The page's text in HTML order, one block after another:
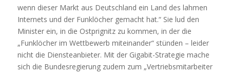
wenn dieser Markt aus Deutschland ein Land des lahmen
Internets und der Funklöcher gemacht hat.“ Sie lud den
Minister ein, in die Ostprignitz zu kommen, in der die
„Funklöcher im Wettbewerb miteinander“ stünden – leider
nicht die Diensteanbieter. Mit der Gigabit-Strategie mache
sich die Bundesregierung zudem zum „Vertriebsmitarbeiter